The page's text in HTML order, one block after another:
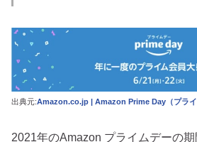
出典元:Amazon.co.jp | Amazon Prime Day（プライ
2021年のAmazon プライムデーの